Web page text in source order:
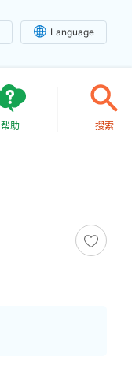
Language
帮助 搜索